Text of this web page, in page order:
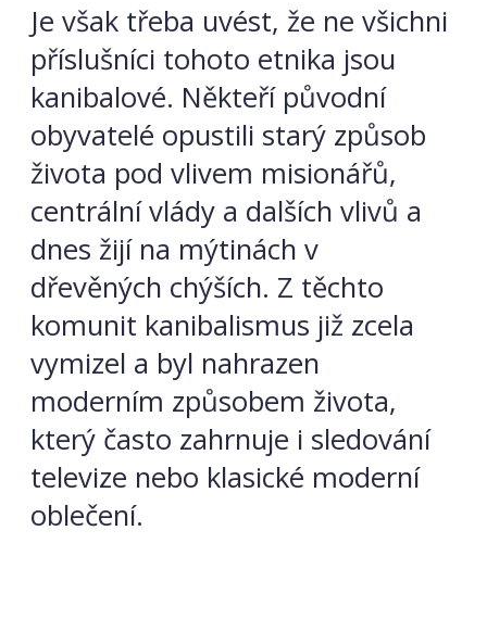
Je však třeba uvést, že ne všichni
příslušníci tohoto etnika jsou
kanibalové. Někteří původní
obyvatelé opustili starý způsob
života pod vlivem misionářů,
centrální vlády a dalších vlivů a
dnes žijí na mýtinách v
dřevěných chýších. Z těchto
komunit kanibalismus již zcela
vymizel a byl nahrazen
moderním způsobem života,
který často zahrnuje i sledování
televize nebo klasické moderní
oblečení.